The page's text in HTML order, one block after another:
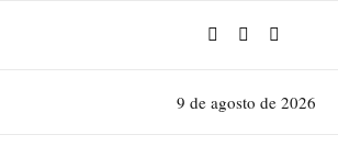
9 de agosto de 2026